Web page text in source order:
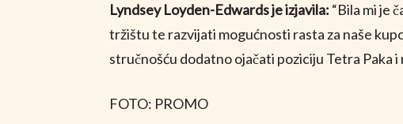
Lyndsey Loyden-Edwards je izjavila: “Bila mi je
tržištu te razvijati mogućnosti rasta za naše
stručnošću dodatno ojačati poziciju Tetra Paka i
FOTO: PROMO